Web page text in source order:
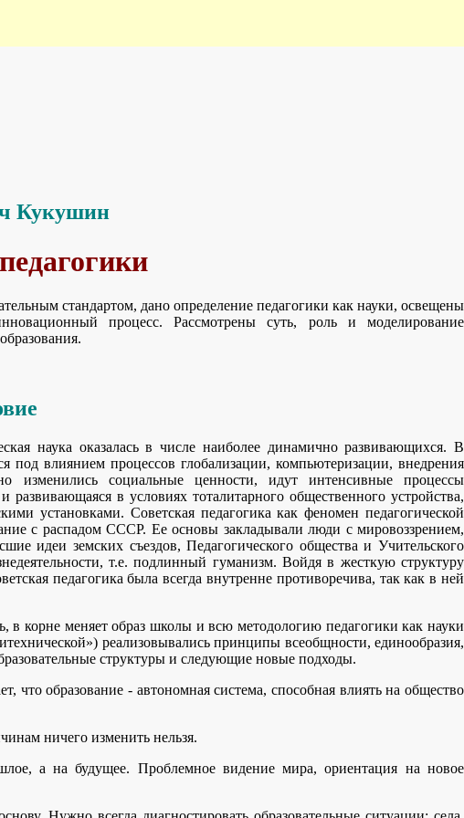
Кукушин
стандартом, дано определение педагогики как науки, освещены
процесс. Рассмотрены суть, роль и моделирование
наука оказалась в числе наиболее динамично развивающихся. В
под влиянием процессов глобализации, компьютеризации, внедрения
изменились социальные ценности, идут интенсивные процессы
в условиях тоталитарного общественного устройства,
установками. Советская педагогика как феномен педагогической
с распадом СССР. Ее основы закладывали люди с мировоззрением,
идеи земских съездов, Педагогического общества и Учительского
т.е. подлинный гуманизм. Войдя в жесткую структуру
педагогика была всегда внутренне противоречива, так как в ней
в корне меняет образ школы и всю методологию педагогики как науки
реализовывались принципы всеобщности, единообразия,
структуры и следующие новые подходы.
что образование - автономная система, способная влиять на общество
ничего изменить нельзя.
а на будущее. Проблемное видение мира, ориентация на новое